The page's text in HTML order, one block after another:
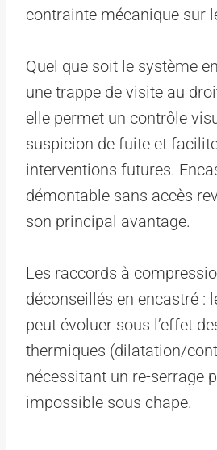
contrainte mécanique sur
Quel que soit le système
une trappe de visite au
elle permet un contrôle
suspicion de fuite et
interventions futures.
démontable sans accès
son principal avantage.
Les raccords à
déconseillés en encastré :
peut évoluer sous l’effet
thermiques (dilatation/
nécessitant un re-serrage
impossible sous chape.